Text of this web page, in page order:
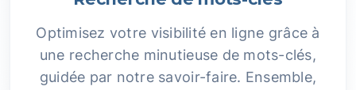
Optimisez votre visibilité en ligne grâce à
une recherche minutieuse de mots-clés,
guidée par notre savoir-faire. Ensemble,